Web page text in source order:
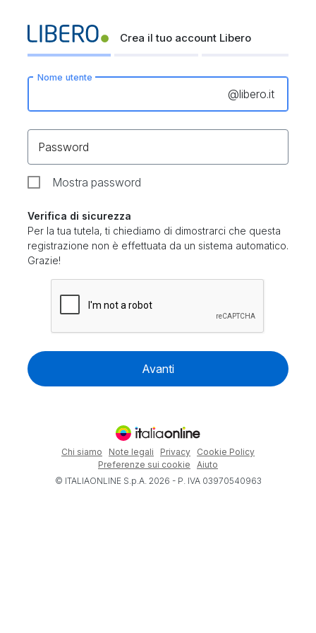
Crea il tuo account Libero
Nome utente
@libero.it
Password
Mostra password
Verifica di sicurezza
Per la tua tutela, ti chiediamo di dimostrarci che questa
registrazione non è effettuata da un sistema automatico.
Grazie!
Avanti
Chi siamo Note legali Privacy
Cookie Policy
Preferenze sui cookie
Aiuto
© ITALIAONLINE S.p.A. 2026 - P. IVA 03970540963